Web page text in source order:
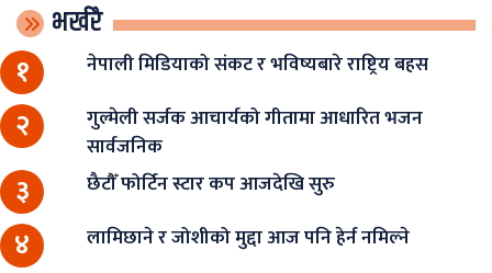
भर्खरै
१ नेपाली मिडियाको संकट र भविष्यबारे राष्ट्रिय बहस
२
गुल्मेली सर्जक आचार्यको गीतामा आधारित भजन
सार्वजनिक
३ छैटौँ फोर्टिन स्टार कप आजदेखि सुरु
४ लामिछाने र जोशीको मुद्दा आज पनि हेर्न नमिल्ने